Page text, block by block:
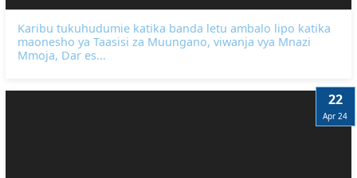
Karibu tukuhudumie katika banda letu ambalo lipo katika
maonesho ya Taasisi za Muungano, viwanja vya Mnazi
Mmoja, Dar es...
22
Apr 24